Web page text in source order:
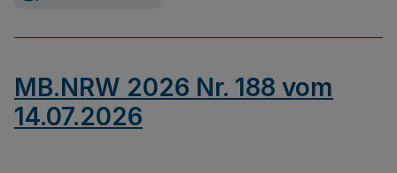
MB.NRW 2026 Nr. 188 vom
14.07.2026